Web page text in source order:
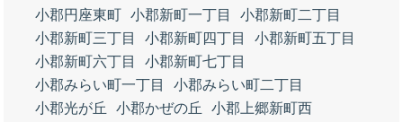
小郡円座東町 小郡新町一丁目
小郡新町二丁目
小郡新町三丁目
小郡新町四丁目
小郡新町五丁目
小郡新町六丁目
小郡新町七丁目
小郡みらい町一丁目
小郡みらい町二丁目
小郡光が丘
小郡かぜの丘
小郡上郷新町西